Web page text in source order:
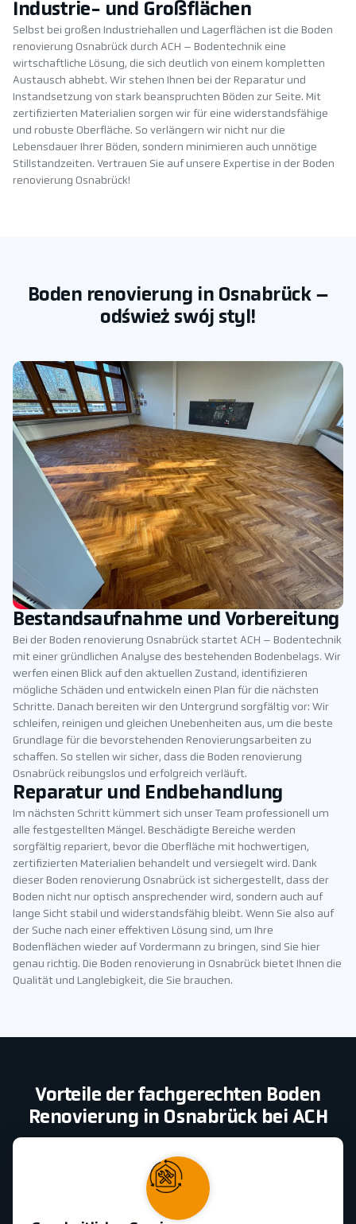
Industrie- und Großflächen
Selbst bei großen Industriehallen und Lagerflächen ist die Boden
renovierung Osnabrück durch ACH – Bodentechnik eine
wirtschaftliche Lösung, die sich deutlich von einem kompletten
Austausch abhebt. Wir stehen Ihnen bei der Reparatur und
Instandsetzung von stark beanspruchten Böden zur Seite. Mit
zertifizierten Materialien sorgen wir für eine widerstandsfähige
und robuste Oberfläche. So verlängern wir nicht nur die
Lebensdauer Ihrer Böden, sondern minimieren auch unnötige
Stillstandzeiten. Vertrauen Sie auf unsere Expertise in der Boden
renovierung Osnabrück!
Boden renovierung in Osnabrück –
odśwież swój styl!
Bestandsaufnahme und Vorbereitung
Bei der Boden renovierung Osnabrück startet ACH – Bodentechnik
mit einer gründlichen Analyse des bestehenden Bodenbelags. Wir
werfen einen Blick auf den aktuellen Zustand, identifizieren
mögliche Schäden und entwickeln einen Plan für die nächsten
Schritte. Danach bereiten wir den Untergrund sorgfältig vor: Wir
schleifen, reinigen und gleichen Unebenheiten aus, um die beste
Grundlage für die bevorstehenden Renovierungsarbeiten zu
schaffen. So stellen wir sicher, dass die Boden renovierung
Osnabrück reibungslos und erfolgreich verläuft.
Reparatur und Endbehandlung
Im nächsten Schritt kümmert sich unser Team professionell um
alle festgestellten Mängel. Beschädigte Bereiche werden
sorgfältig repariert, bevor die Oberfläche mit hochwertigen,
zertifizierten Materialien behandelt und versiegelt wird. Dank
dieser Boden renovierung Osnabrück ist sichergestellt, dass der
Boden nicht nur optisch ansprechender wird, sondern auch auf
lange Sicht stabil und widerstandsfähig bleibt. Wenn Sie also auf
der Suche nach einer effektiven Lösung sind, um Ihre
Bodenflächen wieder auf Vordermann zu bringen, sind Sie hier
genau richtig. Die Boden renovierung in Osnabrück bietet Ihnen die
Qualität und Langlebigkeit, die Sie brauchen.
Vorteile der fachgerechten Boden
Renovierung in Osnabrück bei ACH